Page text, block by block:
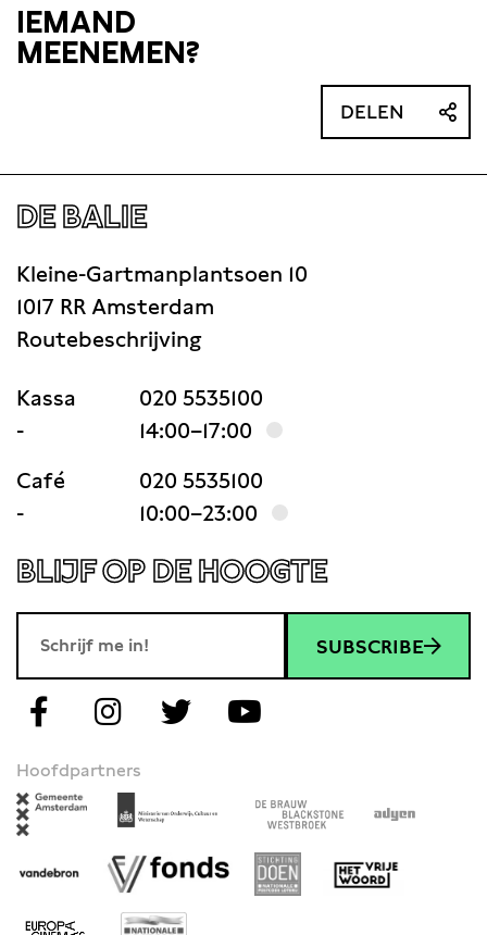
IEMAND
MEENEMEN?
DELEN
DE BALIE
Kleine-Gartmanplantsoen 10
1017 RR Amsterdam
Routebeschrijving
Kassa
020 5535100
-
14:00–17:00
Café
020 5535100
-
10:00–23:00
BLIJF OP DE HOOGTE
SUBSCRIBE
Hoofdpartners